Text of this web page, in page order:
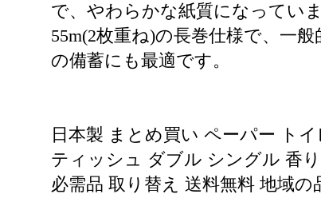
で、やわらかな紙質になっていま
55m(2枚重ね)の長巻仕様で、一
の備蓄にも最適です。
日本製 まとめ買い ペーパー ト
ティッシュ ダブル シングル 香
必需品 取り替え 送料無料 地域